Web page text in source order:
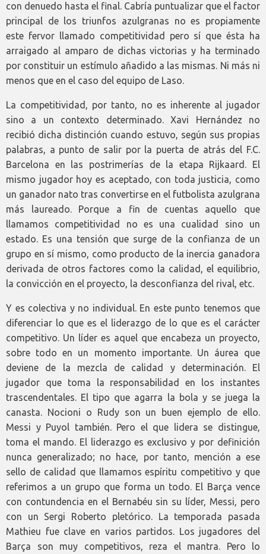
con denuedo hasta el final. Cabría puntualizar que el factor
principal de los triunfos azulgranas no es propiamente
este fervor llamado competitividad pero sí que ésta ha
arraigado al amparo de dichas victorias y ha terminado
por constituir un estímulo añadido a las mismas. Ni más ni
menos que en el caso del equipo de Laso.
La competitividad, por tanto, no es inherente al jugador
sino a un contexto determinado. Xavi Hernández no
recibió dicha distinción cuando estuvo, según sus propias
palabras, a punto de salir por la puerta de atrás del F.C.
Barcelona en las postrimerías de la etapa Rijkaard. El
mismo jugador hoy es aceptado, con toda justicia, como
un ganador nato tras convertirse en el futbolista azulgrana
más laureado. Porque a fin de cuentas aquello que
llamamos competitividad no es una cualidad sino un
estado. Es una tensión que surge de la confianza de un
grupo en sí mismo, como producto de la inercia ganadora
derivada de otros factores como la calidad, el equilibrio,
la convicción en el proyecto, la desconfianza del rival, etc.
Y es colectiva y no individual. En este punto tenemos que
diferenciar lo que es el liderazgo de lo que es el carácter
competitivo. Un líder es aquel que encabeza un proyecto,
sobre todo en un momento importante. Un áurea que
deviene de la mezcla de calidad y determinación. El
jugador que toma la responsabilidad en los instantes
trascendentales. El tipo que agarra la bola y se juega la
canasta. Nocioni o Rudy son un buen ejemplo de ello.
Messi y Puyol también. Pero el que lidera se distingue,
toma el mando. El liderazgo es exclusivo y por definición
nunca generalizado; no hace, por tanto, mención a ese
sello de calidad que llamamos espíritu competitivo y que
referimos a un grupo que forma un todo. El Barça vence
con contundencia en el Bernabéu sin su líder, Messi, pero
con un Sergi Roberto pletórico. La temporada pasada
Mathieu fue clave en varios partidos. Los jugadores del
Barça son muy competitivos, reza el mantra. Pero lo